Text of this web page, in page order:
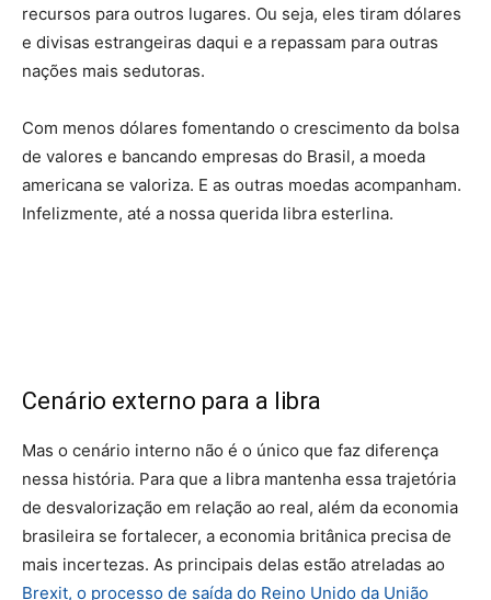
recursos para outros lugares. Ou seja, eles tiram dólares
e divisas estrangeiras daqui e a repassam para outras
nações mais sedutoras.
Com menos dólares fomentando o crescimento da bolsa
de valores e bancando empresas do Brasil, a moeda
americana se valoriza. E as outras moedas acompanham.
Infelizmente, até a nossa querida libra esterlina.
Cenário externo para a libra
Mas o cenário interno não é o único que faz diferença
nessa história. Para que a libra mantenha essa trajetória
de desvalorização em relação ao real, além da economia
brasileira se fortalecer, a economia britânica precisa de
mais incertezas. As principais delas estão atreladas ao
Brexit, o processo de saída do Reino Unido da União